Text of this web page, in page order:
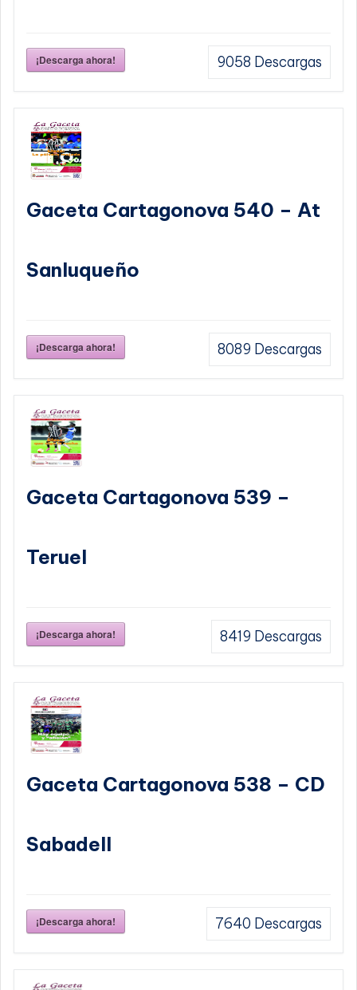
¡Descarga ahora! 9058 Descargas
Gaceta Cartagonova 540 – At
Sanluqueño
¡Descarga ahora! 8089 Descargas
Gaceta Cartagonova 539 –
Teruel
¡Descarga ahora! 8419 Descargas
Gaceta Cartagonova 538 – CD
Sabadell
¡Descarga ahora! 7640 Descargas